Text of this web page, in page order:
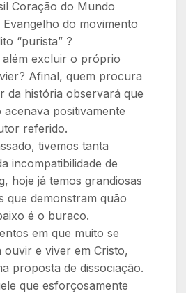
Coração do Mundo
Evangelho do movimento
“purista” ?
além excluir o próprio
Afinal, quem procura
da história observará que
acenava positivamente
referido.
tivemos tanta
incompatibilidade de
hoje já temos grandiosas
que demonstram quão
é o buraco.
em que muito se
ouvir e viver em Cristo,
proposta de dissociação.
que esforçosamente